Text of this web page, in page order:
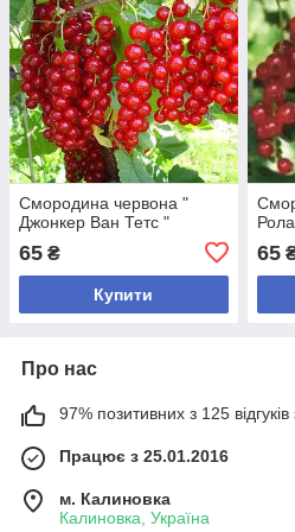
Смородина червона "
Джонкер Ван Тетс "
65 ₴
Купити
65
Про нас
97% позитивних з 125 відгуків
Працює з 25.01.2016
м. Калиновка
Калиновка, Україна